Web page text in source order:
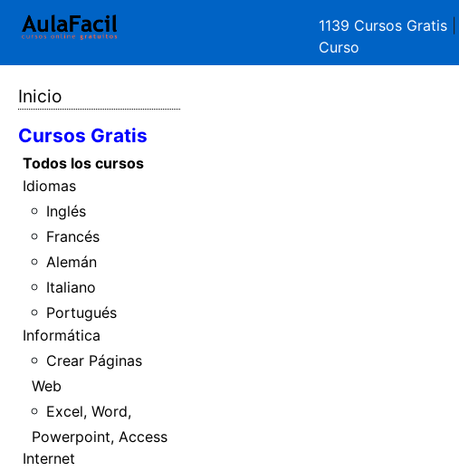
1139 Cursos Gratis
Curso
Inicio
Cursos Gratis
Todos los cursos
Idiomas
Inglés
Francés
Alemán
Italiano
Portugués
Informática
Crear Páginas
Web
Excel, Word,
Powerpoint, Access
Internet